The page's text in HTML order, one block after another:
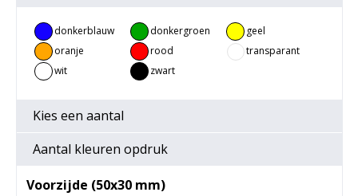
donkerblauw donkergroen
geel
oranje
rood
transparant
wit
zwart
Kies een aantal
Aantal kleuren opdruk
Voorzijde (50x30 mm)